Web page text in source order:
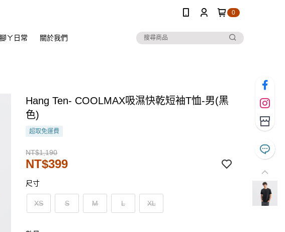
0
腳ㄚ日常 關於我們
Hang Ten- COOLMAX吸濕快乾短袖T恤-男(黑
色)
超取免運費
NT$1,190
NT$399
尺寸
XS S M L XL